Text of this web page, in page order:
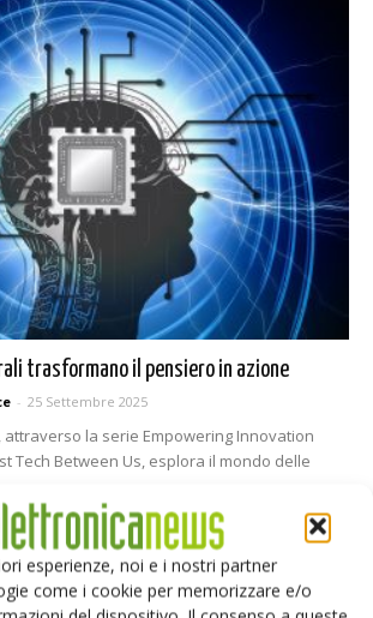
esperienze, noi e i nostri partner
come i cookie per memorizzare e/o
trasformano il pensiero in azione
- 25 Settembre 2025
attraverso la serie Empowering Innovation
Tech Between Us, esplora il mondo delle